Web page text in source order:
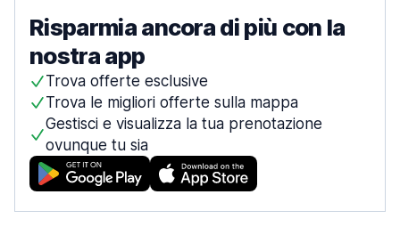
Risparmia ancora di più con la
nostra app
Trova offerte esclusive
Trova le migliori offerte sulla mappa
Gestisci e visualizza la tua prenotazione
ovunque tu sia